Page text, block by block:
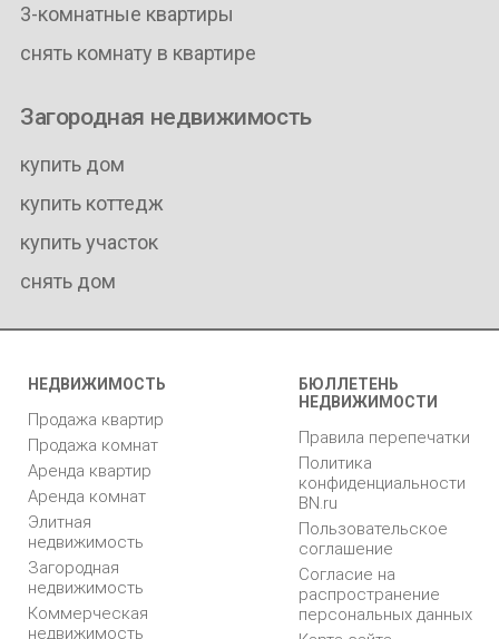
3-комнатные квартиры
снять комнату в квартире
Загородная недвижимость
купить дом
купить коттедж
купить участок
снять дом
НЕДВИЖИМОСТЬ
Продажа квартир
Продажа комнат
Аренда квартир
Аренда комнат
Элитная
недвижимость
Загородная
недвижимость
Коммерческая
недвижимость
БЮЛЛЕТЕНЬ
НЕДВИЖИМОСТИ
Правила перепечатки
Политика
конфиденциальности
BN.ru
Пользовательское
соглашение
Согласие на
распространение
персональных данных